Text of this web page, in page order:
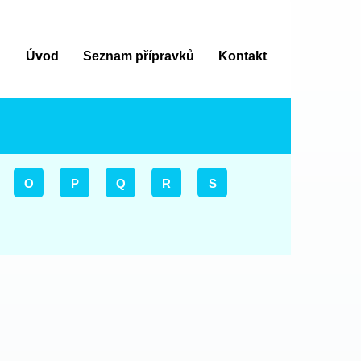
Úvod Seznam přípravků Kontakt
O P Q R S